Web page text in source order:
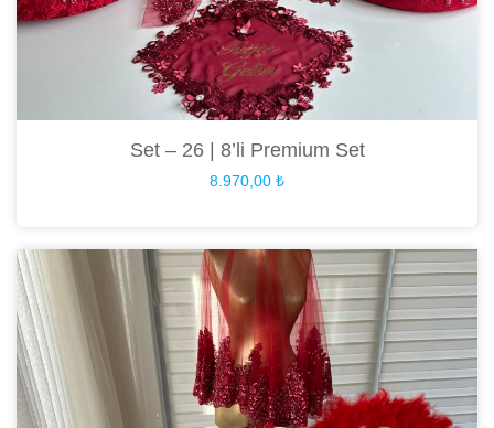
Set – 26 | 8’li Premium Set
8.970,00 ₺